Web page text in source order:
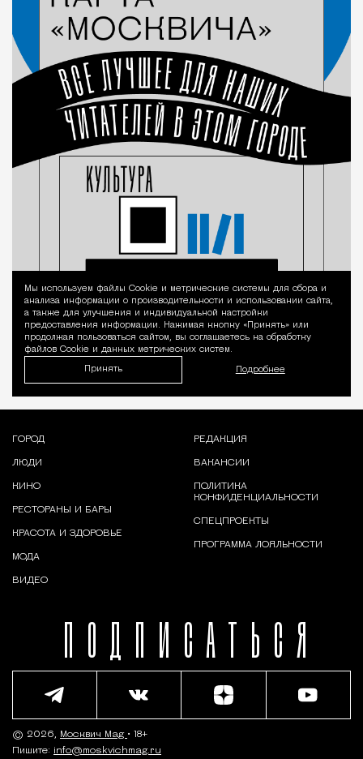
Уведомление
Мы используем файлы Сookie и метрические системы для сбора и
анализа информации о производительности и использовании сайта,
а также для улучшения и индивидуальной настройки
предоставления информации. Нажимая кнопку «Принять» или
продолжая пользоваться сайтом, вы соглашаетесь на обработку
файлов Cookie и данных метрических систем.
Принять Подробнее
ПОДПИСАТЬСЯ
ГОРОД
ЛЮДИ
КИНО
РЕСТОРАНЫ И БАРЫ
КРАСОТА И ЗДОРОВЬЕ
МОДА
ВИДЕО
РЕДАКЦИЯ
ВАКАНСИИ
ПОЛИТИКА
КОНФИДЕНЦИАЛЬНОСТИ
СПЕЦПРОЕКТЫ
ПРОГРАММА ЛОЯЛЬНОСТИ
© 2026, Москвич Mag • 18+
Пишите: info@moskvichmag.ru